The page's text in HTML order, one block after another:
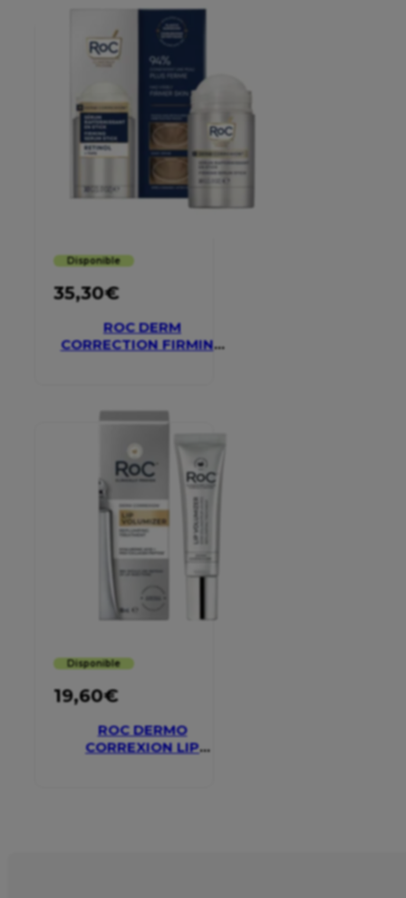
Disponible
35,30€
ROC DERM
CORRECTION FIRMING
Disponible
19,60€
ROC DERMO
CORREXION LIP